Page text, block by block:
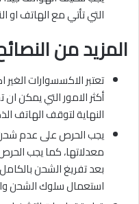
التي تأتي مع الهاتف
المزيد من
تعتبر الاكسسوارات
أكثر الامور التي يمكن
النهاية لتوقف الهاتف
يجب الحرص على عدم شحن
معدلاتها، كما يجب
بعد تفريغ الشحن
استعمال سلوك الشحن